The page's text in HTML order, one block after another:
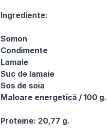
Descriere
Ingrediente:
Somon
Condimente
Lamaie
Suc de lamaie
Sos de soia
​Мaloare energetică / 100
Proteine: 20,77 g.